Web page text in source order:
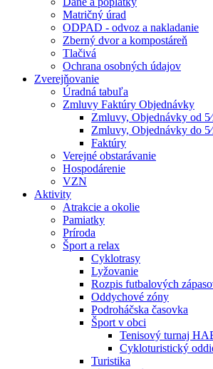
Matričný úrad
ODPAD - odvoz a nakladanie
Zberný dvor a kompostáreň
Tlačivá
Ochrana osobných údajov
Zverejňovanie
Úradná tabuľa
Zmluvy Faktúry Objednávky
Zmluvy, Objednávky od
Zmluvy, Objednávky do
Faktúry
Verejné obstarávanie
Hospodárenie
VZN
Aktivity
Atrakcie a okolie
Pamiatky
Príroda
Šport a relax
Cyklotrasy
Lyžovanie
Rozpis futbalových
Oddychové zóny
Podroháčska časovka
Šport v obci
Tenisový turnaj
Cykloturistický
Turistika